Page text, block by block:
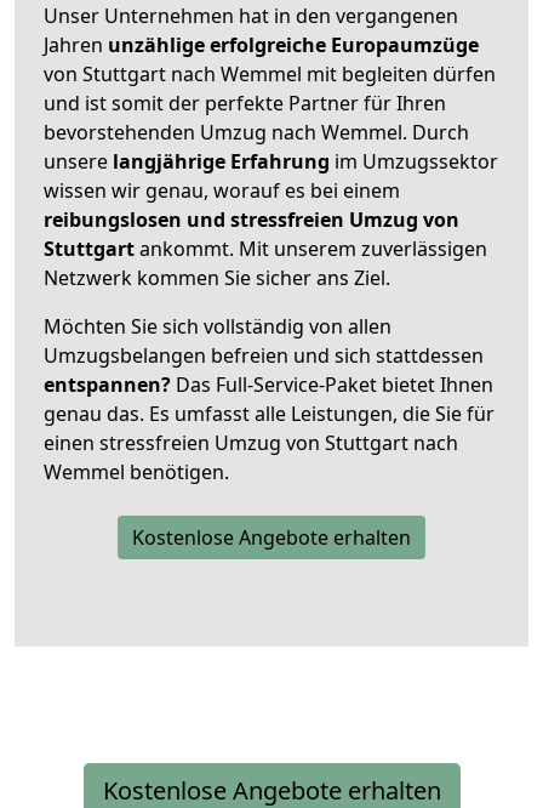
Unser Unternehmen hat in den vergangenen
Jahren unzählige erfolgreiche Europaumzüge
von Stuttgart nach Wemmel mit begleiten dürfen
und ist somit der perfekte Partner für Ihren
bevorstehenden Umzug nach Wemmel. Durch
unsere langjährige Erfahrung im Umzugssektor
wissen wir genau, worauf es bei einem
reibungslosen und stressfreien Umzug von
Stuttgartankommt. Mit unserem zuverlässigen
Netzwerk kommen Sie sicher ans Ziel.
Möchten Sie sich vollständig von allen
Umzugsbelangen befreien und sich stattdessen
entspannen? Das Full-Service-Paket bietet Ihnen
genau das. Es umfasst alle Leistungen, die Sie für
einen stressfreien Umzug von Stuttgart nach
Wemmel benötigen.
Kostenlose Angebote erhalten
Kostenlose Angebote erhalten